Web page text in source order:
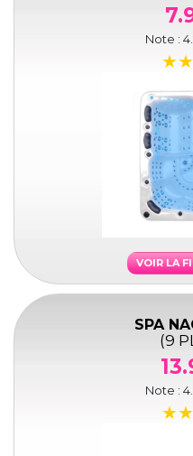
Note :
VOIR LA
SPA
(9
Note :